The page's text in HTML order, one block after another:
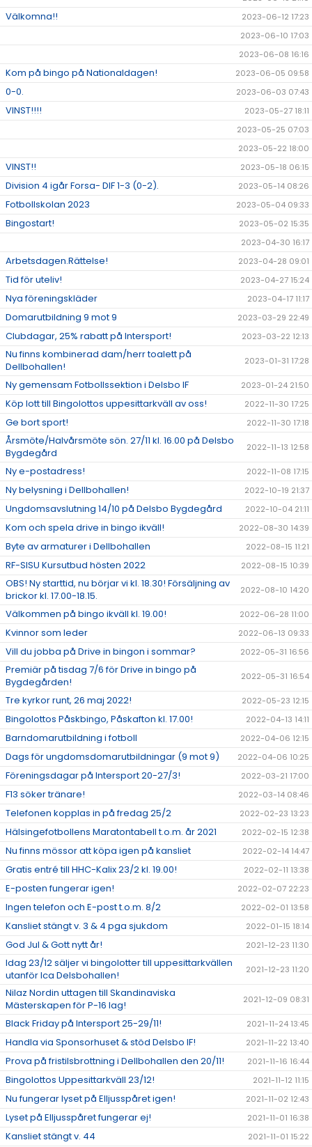
Välkomna!!
2023-06-12 17:23
2023-06-10 17:03
2023-06-08 16:16
Kom på bingo på Nationaldagen! 2023-06-05 09:58
0-0. 2023-06-03 07:43
VINST!!!!
2023-05-27 18:11
2023-05-25 07:03
2023-05-22 18:00
VINST!! 2023-05-18 06:15
Division 4 igår Forsa- DIF 1-3 (0-2). 2023-05-14 08:26
Fotbollskolan 2023 2023-05-04 09:33
Bingostart!
2023-05-02 15:35
2023-04-30 16:17
Arbetsdagen.Rättelse! 2023-04-28 09:01
Tid för uteliv! 2023-04-27 15:24
Nya föreningskläder 2023-04-17 11:17
Domarutbildning 9 mot 9 2023-03-29 22:49
Clubdagar, 25% rabatt på Intersport! 2023-03-22 12:13
Nu finns kombinerad dam/herr toalett på
Dellbohallen!
2023-01-31 17:28
Ny gemensam Fotbollssektion i Delsbo IF 2023-01-24 21:50
Köp lott till Bingolottos uppesittarkväll av oss! 2022-11-30 17:25
Ge bort sport! 2022-11-30 17:18
Årsmöte/Halvårsmöte sön. 27/11 kl. 16.00 på Delsbo
Bygdegård
2022-11-13 12:58
Ny e-postadress! 2022-11-08 17:15
Ny belysning i Dellbohallen! 2022-10-19 21:37
Ungdomsavslutning 14/10 på Delsbo Bygdegård 2022-10-04 21:11
Kom och spela drive in bingo ikväll! 2022-08-30 14:39
Byte av armaturer i Dellbohallen 2022-08-15 11:21
RF-SISU Kursutbud hösten 2022 2022-08-15 10:39
OBS! Ny starttid, nu börjar vi kl. 18.30! Försäljning av
brickor kl. 17.00-18.15.
2022-08-10 14:20
Välkommen på bingo ikväll kl. 19.00! 2022-06-28 11:00
Kvinnor som leder 2022-06-13 09:33
Vill du jobba på Drive in bingon i sommar? 2022-05-31 16:56
Premiär på tisdag 7/6 för Drive in bingo på
Bygdegården!
2022-05-31 16:54
Tre kyrkor runt, 26 maj 2022! 2022-05-23 12:15
Bingolottos Påskbingo, Påskafton kl. 17.00! 2022-04-13 14:11
Barndomarutbildning i fotboll 2022-04-06 12:15
Dags för ungdomsdomarutbildningar (9 mot 9) 2022-04-06 10:25
Föreningsdagar på Intersport 20-27/3! 2022-03-21 17:00
F13 söker tränare! 2022-03-14 08:46
Telefonen kopplas in på fredag 25/2 2022-02-23 13:23
Hälsingefotbollens Maratontabell t.o.m. år 2021 2022-02-15 12:38
Nu finns mössor att köpa igen på kansliet 2022-02-14 14:47
Gratis entré till HHC-Kalix 23/2 kl. 19.00! 2022-02-11 13:38
E-posten fungerar igen! 2022-02-07 22:23
Ingen telefon och E-post t.o.m. 8/2 2022-02-01 13:58
Kansliet stängt v. 3 & 4 pga sjukdom 2022-01-15 18:14
God Jul & Gott nytt år! 2021-12-23 11:30
Idag 23/12 säljer vi bingolotter till uppesittarkvällen
utanför Ica Delsbohallen!
2021-12-23 11:20
Nilaz Nordin uttagen till Skandinaviska
Mästerskapen för P-16 lag!
2021-12-09 08:31
Black Friday på Intersport 25-29/11! 2021-11-24 13:45
Handla via Sponsorhuset & stöd Delsbo IF! 2021-11-22 13:40
Prova på fristilsbrottning i Dellbohallen den 20/11! 2021-11-16 16:44
Bingolottos Uppesittarkväll 23/12! 2021-11-12 11:15
Nu fungerar lyset på Elljusspåret igen! 2021-11-02 12:43
Lyset på Elljusspåret fungerar ej! 2021-11-01 16:38
Kansliet stängt v. 44 2021-11-01 15:22